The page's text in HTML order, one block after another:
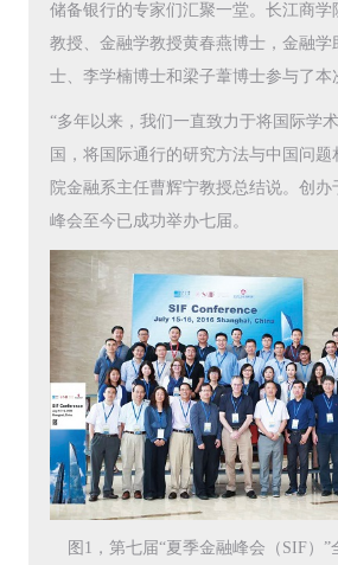
储备银行的专家们汇聚一堂。长江商学
教授、金融学教授黄春燕博士，金融学
士、李学楠博士和梁子葦博士参与了本
“多年以来，我们一直致力于将国际学
国，将国际通行的研究方法与中国问题
院金融系主任曹辉宁教授总结说。创办
峰会至今已成功举办七届。
图1，第七届“夏季金融峰会（SIF）